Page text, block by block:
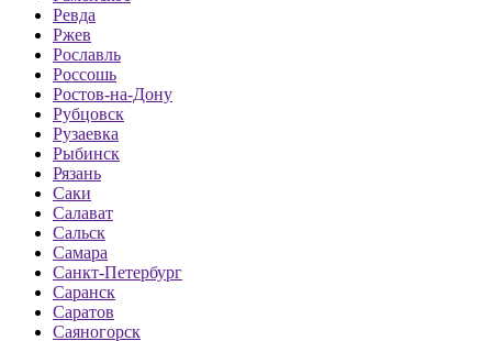
Ревда
Ржев
Рославль
Россошь
Ростов-на-Дону
Рубцовск
Рузаевка
Рыбинск
Рязань
Саки
Салават
Сальск
Самара
Санкт-Петербург
Саранск
Саратов
Саяногорск